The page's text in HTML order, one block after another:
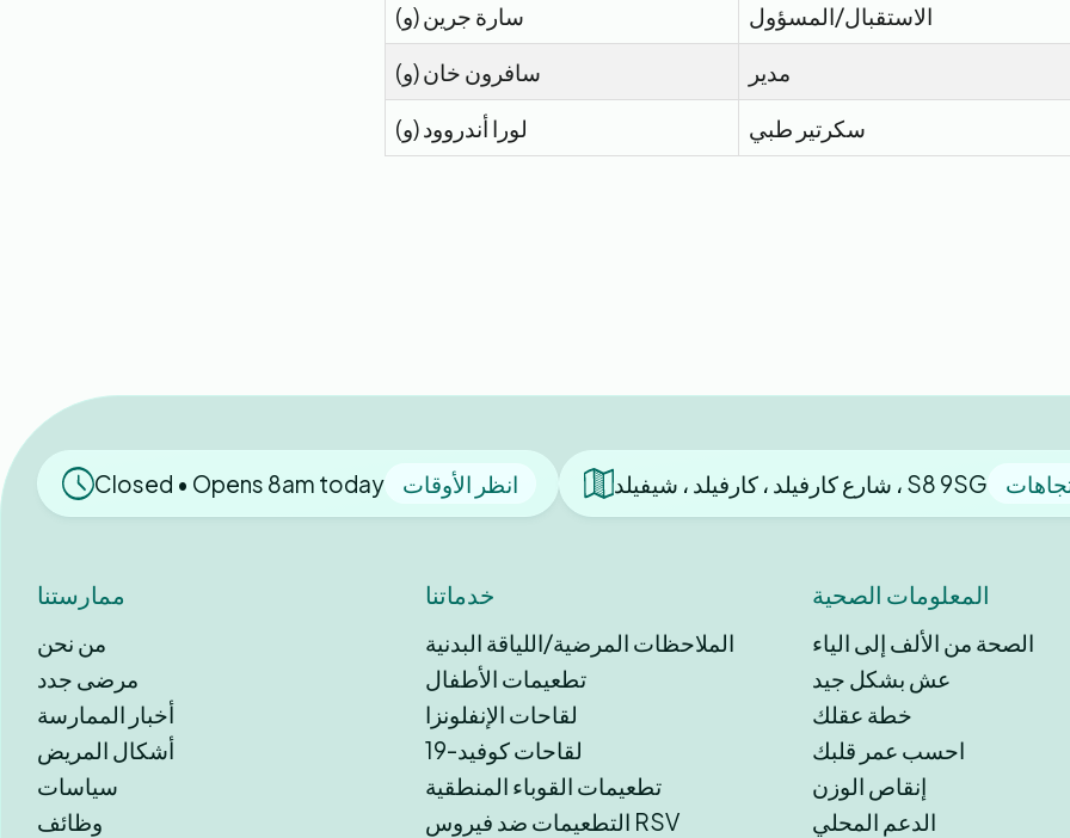
سارة جرين (و)
الاستقبال/المسؤول
سافرون خان (و)
مدير
لورا أندروود (و)
سكرتير طبي
Closed • Opens 8am today انظر الأوقات شارع كارفيلد ، كارفيلد ، شيفيلد ، S8 9SG
ممارستنا
من نحن
مرضى جدد
أخبار الممارسة
أشكال المريض
سياسات
وظائف
خدماتنا
الملاحظات المرضية/اللياقة البدنية
تطعيمات الأطفال
لقاحات الإنفلونزا
لقاحات كوفيد-19
تطعيمات القوباء المنطقية
التطعيمات ضد فيروس RSV
المعلومات الصحية
الصحة من الألف إلى الياء
عش بشكل جيد
خطة عقلك
احسب عمر قلبك
إنقاص الوزن
الدعم المحلي